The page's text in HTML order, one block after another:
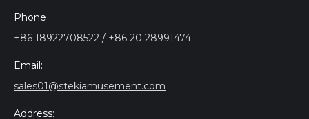
Phone
+86 18922708522 / +86 20 28991474
Email:
sales01@stekiamusement.com
Address: